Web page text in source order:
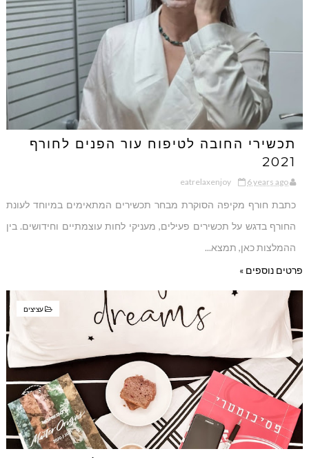
תכשירי החובה לטיפוח עור הפנים לחורף
2021
eatrelaxenjoy 6 years ago
כתבת חורף מקיפה הסוקרת מבחר תכשירים המתאימים במיוחד לעונת
החורף בדגש על תכשירים פעילים, מעניקי לחות עוצמתיים וחידושים. בין
ההמלצות כאן, תמצא...
פרטים נוספים »
עציצים